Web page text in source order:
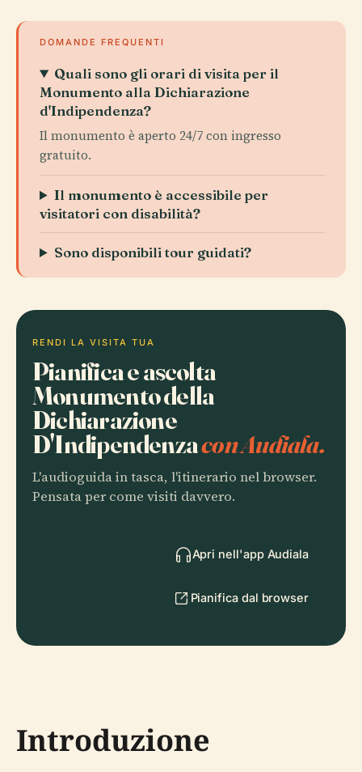
DOMANDE FREQUENTI
Quali sono gli orari di visita per il
Monumento alla Dichiarazione
d'Indipendenza?
Il monumento è aperto 24/7 con ingresso
gratuito.
Il monumento è accessibile per
visitatori con disabilità?
Sono disponibili tour guidati?
RENDI LA VISITA TUA
Pianifica e ascolta
Monumento della
Dichiarazione
D'Indipendenzacon Audiala.
L'audioguida in tasca, l'itinerario nel browser.
Pensata per come visiti davvero.
Apri nell'app Audiala
Pianifica dal browser
Introduzione